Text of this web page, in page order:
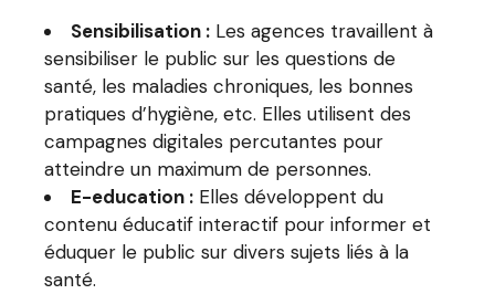
Sensibilisation : Les agences travaillent à
sensibiliser le public sur les questions de
santé, les maladies chroniques, les bonnes
pratiques d’hygiène, etc. Elles utilisent des
campagnes digitales percutantes pour
atteindre un maximum de personnes.
E-education : Elles développent du
contenu éducatif interactif pour informer et
éduquer le public sur divers sujets liés à la
santé.